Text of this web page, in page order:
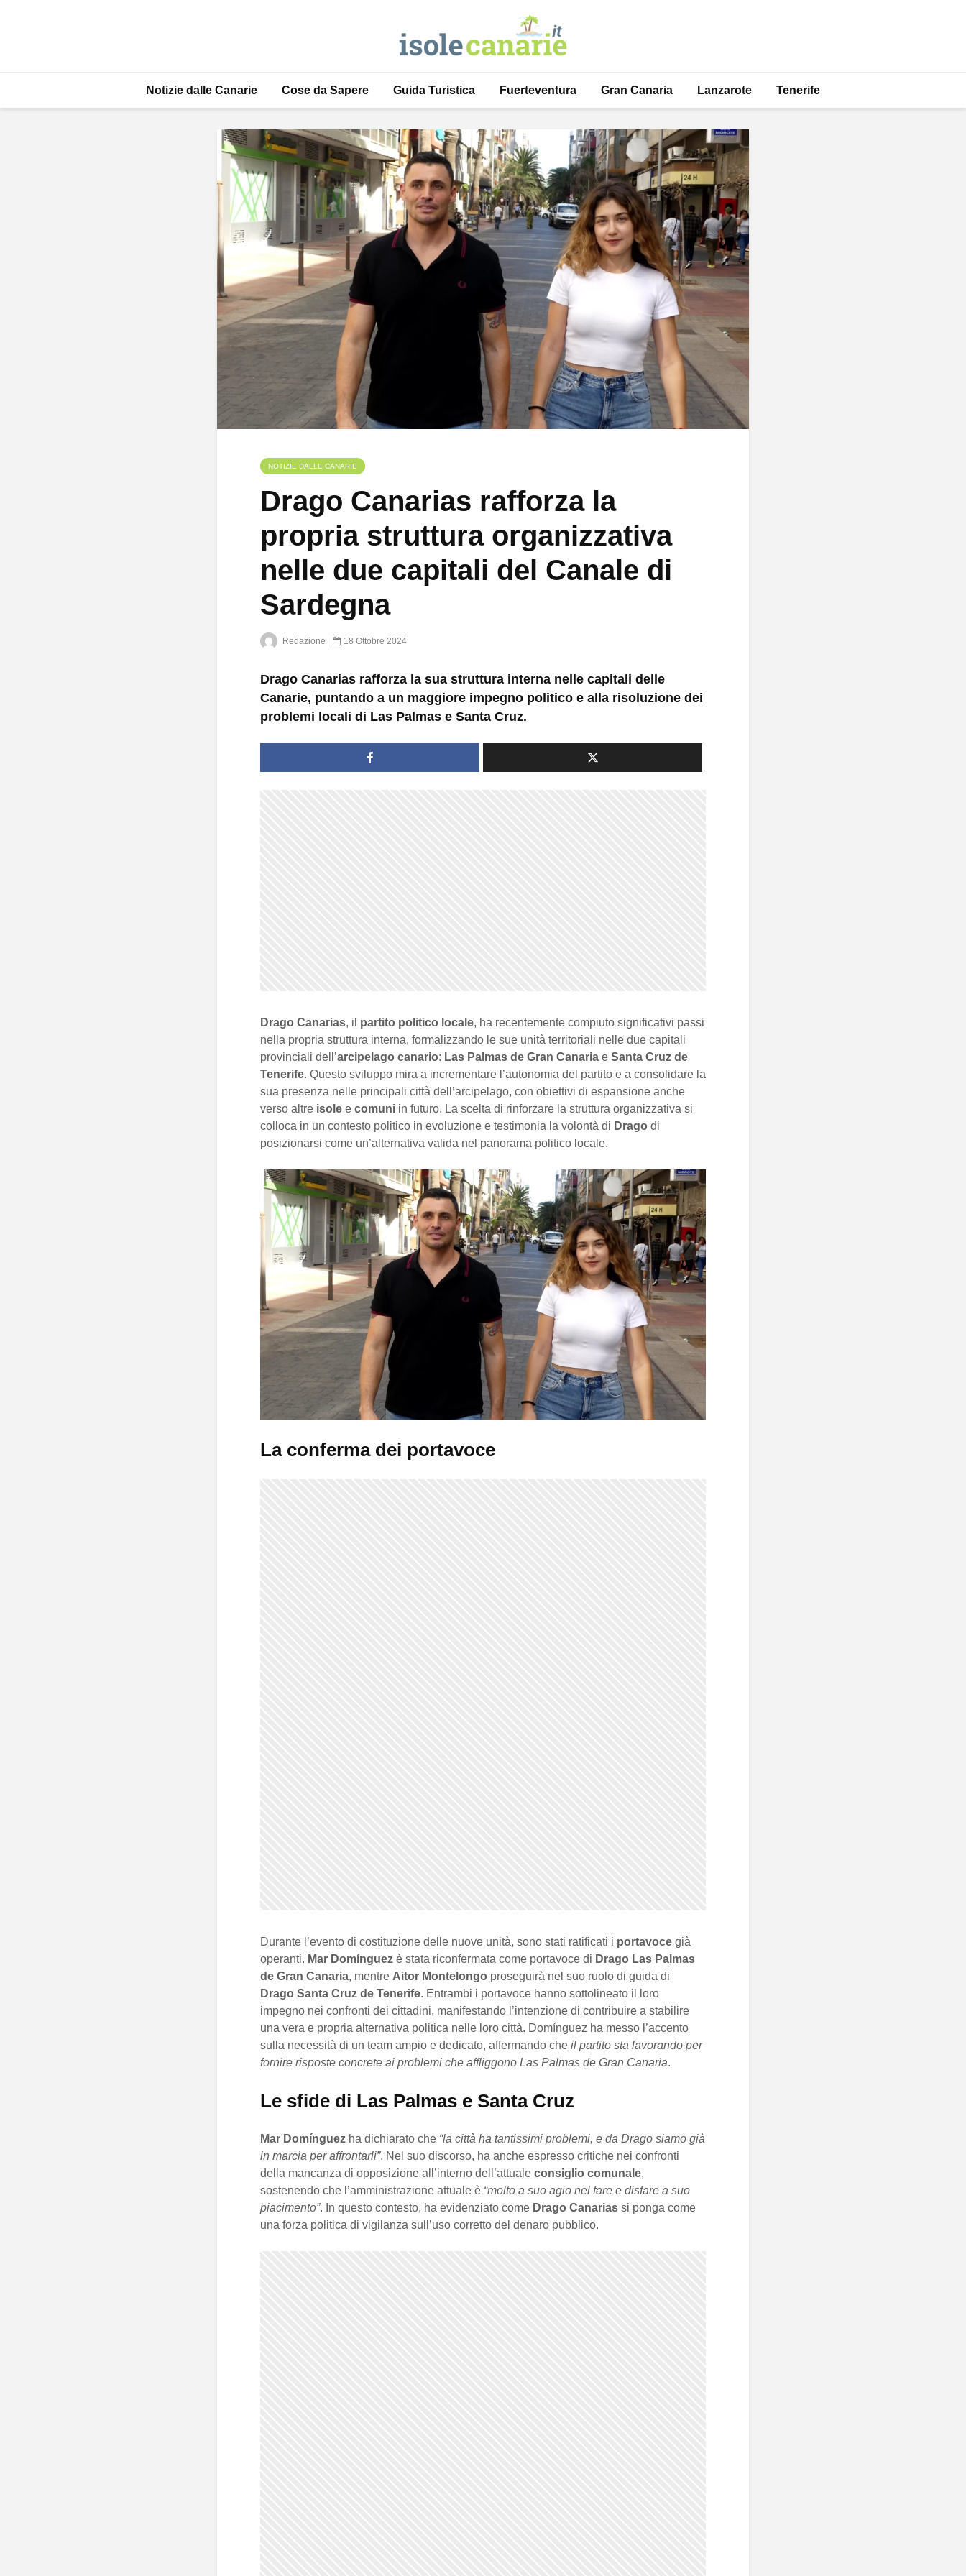
Notizie dalle Canarie Cose da Sapere Guida Turistica Fuerteventura Gran Canaria Lanzarote Tenerife
NOTIZIE DALLE CANARIE
Drago Canarias rafforza la
propria struttura organizzativa
nelle due capitali del Canale di
Sardegna
Redazione 18 Ottobre 2024
Drago Canarias rafforza la sua struttura interna nelle capitali delle
Canarie, puntando a un maggiore impegno politico e alla risoluzione dei
problemi locali di Las Palmas e Santa Cruz.
Drago Canarias, il partito politico locale, ha recentemente compiuto significativi passi
nella propria struttura interna, formalizzando le sue unità territoriali nelle due capitali
provinciali dell’arcipelago canario: Las Palmas de Gran Canaria e Santa Cruz de
Tenerife. Questo sviluppo mira a incrementare l’autonomia del partito e a consolidare la
sua presenza nelle principali città dell’arcipelago, con obiettivi di espansione anche
verso altre isole e comuni in futuro. La scelta di rinforzare la struttura organizzativa si
colloca in un contesto politico in evoluzione e testimonia la volontà di Drago di
posizionarsi come un’alternativa valida nel panorama politico locale.
La conferma dei portavoce
Durante l’evento di costituzione delle nuove unità, sono stati ratificati i portavoce già
operanti. Mar Domínguez è stata riconfermata come portavoce di Drago Las Palmas
de Gran Canaria, mentre Aitor Montelongo proseguirà nel suo ruolo di guida di
Drago Santa Cruz de Tenerife. Entrambi i portavoce hanno sottolineato il loro
impegno nei confronti dei cittadini, manifestando l’intenzione di contribuire a stabilire
una vera e propria alternativa politica nelle loro città. Domínguez ha messo l’accento
sulla necessità di un team ampio e dedicato, affermando che il partito sta lavorando per
fornire risposte concrete ai problemi che affliggono Las Palmas de Gran Canaria.
Le sfide di Las Palmas e Santa Cruz
Mar Domínguez ha dichiarato che “la città ha tantissimi problemi, e da Drago siamo già
in marcia per affrontarli”. Nel suo discorso, ha anche espresso critiche nei confronti
della mancanza di opposizione all’interno dell’attuale consiglio comunale,
sostenendo che l’amministrazione attuale è “molto a suo agio nel fare e disfare a suo
piacimento”. In questo contesto, ha evidenziato come Drago Canarias si ponga come
una forza politica di vigilanza sull’uso corretto del denaro pubblico.